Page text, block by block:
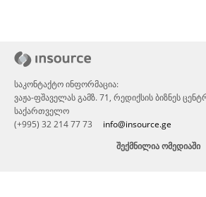
საკონტაქტო ინფორმაცია:
ვაჟა-ფშაველას გამზ. 71, რედიქსის ბიზნეს
საქართველო
(+995) 32 214 77 73 info@insource.ge
ᲨᲔᲥᲛᲜᲘᲚᲘᲐ ᲝᲛᲔᲓᲘᲐᲨᲘ